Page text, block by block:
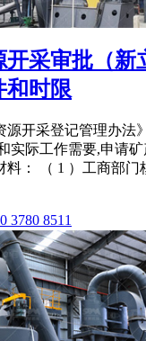
开采审批（新
和时限
源开采登记管理办法
实际工作需要,申请
料： （ 1 ）工商部门
3780 8511